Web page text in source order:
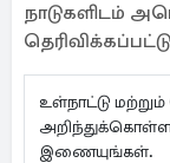
நாடுகளிடம்
உள்நாட்டு
அறிந்துக்கொள்ள
இணையுங்கள்.